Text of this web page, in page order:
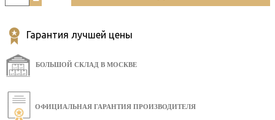
Гарантия лучшей цены
БОЛЬШОЙ СКЛАД В МОСКВЕ
ОФИЦИАЛЬНАЯ ГАРАНТИЯ ПРОИЗВОДИТЕЛЯ